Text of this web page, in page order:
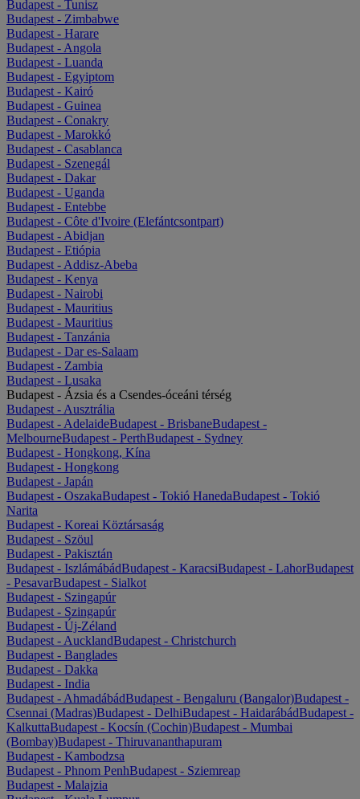
Budapest - Tunisz
Budapest - Zimbabwe
Budapest - Harare
Budapest - Angola
Budapest - Luanda
Budapest - Egyiptom
Budapest - Kairó
Budapest - Guinea
Budapest - Conakry
Budapest - Marokkó
Budapest - Casablanca
Budapest - Szenegál
Budapest - Dakar
Budapest - Uganda
Budapest - Entebbe
Budapest - Côte d'Ivoire (Elefántcsontpart)
Budapest - Abidjan
Budapest - Etiópia
Budapest - Addisz-Abeba
Budapest - Kenya
Budapest - Nairobi
Budapest - Mauritius
Budapest - Mauritius
Budapest - Tanzánia
Budapest - Dar es-Salaam
Budapest - Zambia
Budapest - Lusaka
Budapest - Ázsia és a Csendes-óceáni térség
Budapest - Ausztrália
Budapest - AdelaideBudapest - BrisbaneBudapest -
MelbourneBudapest - PerthBudapest - Sydney
Budapest - Hongkong, Kína
Budapest - Hongkong
Budapest - Japán
Budapest - OszakaBudapest - Tokió HanedaBudapest - Tokió
Narita
Budapest - Koreai Köztársaság
Budapest - Szöul
Budapest - Pakisztán
Budapest - IszlámábádBudapest - KaracsiBudapest - LahorBudapest
- PesavarBudapest - Sialkot
Budapest - Szingapúr
Budapest - Szingapúr
Budapest - Új-Zéland
Budapest - AucklandBudapest - Christchurch
Budapest - Banglades
Budapest - Dakka
Budapest - India
Budapest - AhmadábádBudapest - Bengaluru (Bangalor)Budapest -
Csennai (Madras)Budapest - DelhiBudapest - HaidarábádBudapest -
KalkuttaBudapest - Kocsín (Cochin)Budapest - Mumbai
(Bombay)Budapest - Thiruvananthapuram
Budapest - Kambodzsa
Budapest - Phnom PenhBudapest - Sziemreap
Budapest - Malajzia